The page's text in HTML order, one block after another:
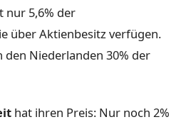
nur 5,6% der
über Aktienbesitz verfügen.
den Niederlanden 30% der
hat ihren Preis: Nur noch 2%